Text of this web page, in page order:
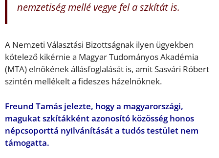
nemzetiség mellé vegye fel a szkítát is.
A Nemzeti Választási Bizottságnak ilyen ügyekben
kötelező kikérnie a Magyar Tudományos Akadémia
(MTA) elnökének állásfoglalását is, amit Sasvári Róbert
szintén mellékelt a fideszes házelnöknek.
Freund Tamás jelezte, hogy a magyarországi,
magukat szkítákként azonosító közösség honos
népcsoporttá nyilvánítását a tudós testület nem
támogatta.